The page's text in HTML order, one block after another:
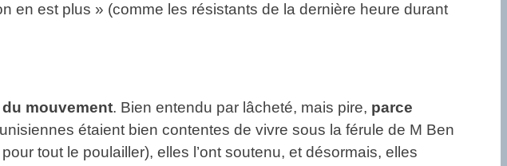
en est plus » (comme les résistants de la dernière heure durant
mouvement. Bien entendu par lâcheté, mais pire, parce
étaient bien contentes de vivre sous la férule de M Ben
tout le poulailler), elles l’ont soutenu, et désormais, elles